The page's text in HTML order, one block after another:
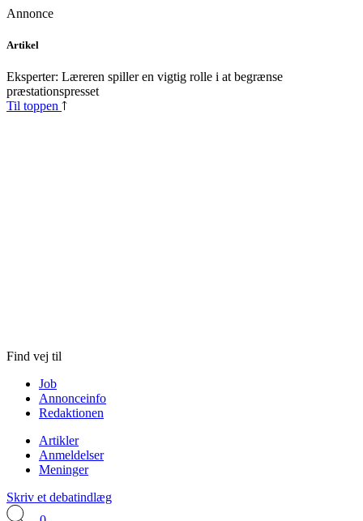
Annonce
Skip
content
Artikel
Eksperter: Læreren spiller en vigtig rolle i at begrænse
præstationspresset
Til toppen
Find vej til
Job
Annonceinfo
Redaktionen
Artikler
Anmeldelser
Meninger
Skriv et debatindlæg